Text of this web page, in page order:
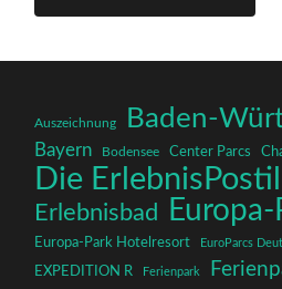
Auszeichnung Baden-
Bayern Bodensee Center Parcs
Die
Erlebnisbad
Europa-Park Hotelresort EuroParcs
EXPEDITION R Ferienpark